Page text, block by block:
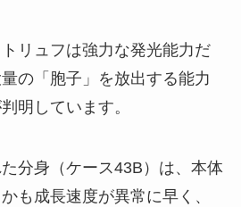
リュフは強力な発光能力だ
の「胞子」を放出する能力
明しています。
分身（ケース43B）は、本体
も成長速度が異常に早く、